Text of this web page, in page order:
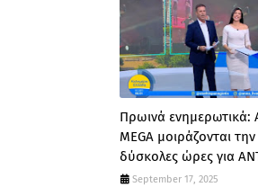
Πρωινά ενημερωτικά:
MEGA μοιράζονται
δύσκολες ώρες για
September 17, 2025